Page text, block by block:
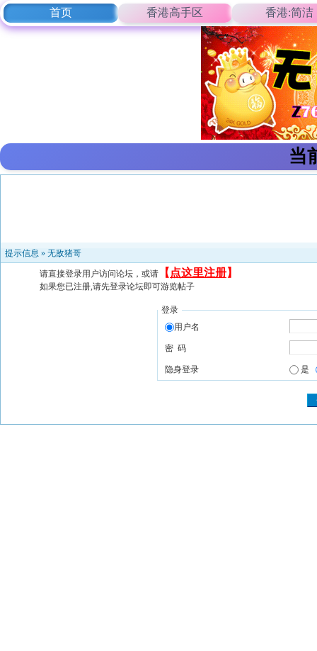
首页 香港高手区 香港:简洁
当
提示信息 » 无敌猪哥
请直接登录用户访问论坛，或请 【 点这里注册】
如果您已注册,请先登录论坛即可游览帖子
登录
用户名
密 码
隐身登录 是